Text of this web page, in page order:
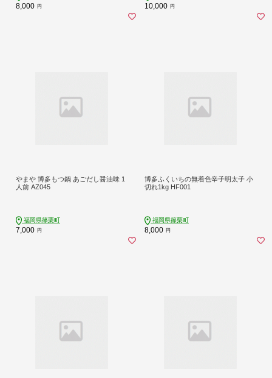
8,000 円 10,000 円
やまや 博多もつ鍋 あごだし醤油味 1
人前 AZ045
福岡県篠栗町
7,000 円
博多ふくいちの無着色辛子明太子 小
切れ1kg HF001
福岡県篠栗町
8,000 円